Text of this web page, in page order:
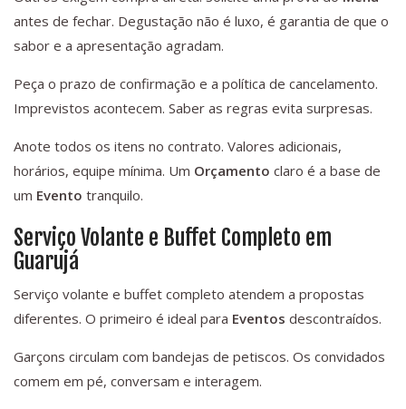
antes de fechar. Degustação não é luxo, é garantia de que o
sabor e a apresentação agradam.
Peça o prazo de confirmação e a política de cancelamento.
Imprevistos acontecem. Saber as regras evita surpresas.
Anote todos os itens no contrato. Valores adicionais,
horários, equipe mínima. Um Orçamento claro é a base de
um Evento tranquilo.
Serviço Volante e Buffet Completo em
Guarujá
Serviço volante e buffet completo atendem a propostas
diferentes. O primeiro é ideal para Eventos descontraídos.
Garçons circulam com bandejas de petiscos. Os convidados
comem em pé, conversam e interagem.